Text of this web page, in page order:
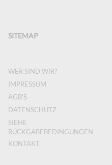
SITEMAP
WER SIND WIR?
IMPRESSUM
AGB'S
DATENSCHUTZ
SIEHE
RÜCKGABEBEDINGUNGEN
KONTAKT